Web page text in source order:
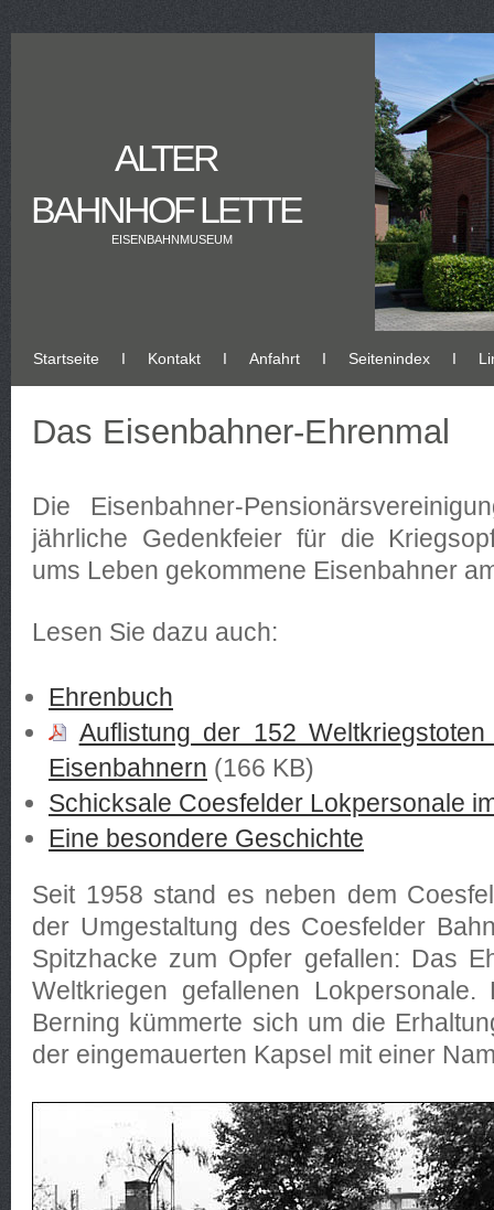
ALTER
BAHNHOF LETTE
EISENBAHNMUSEUM
Startseite Ι Kontakt Ι Anfahrt Ι Seitenindex Ι
Das Eisenbahner-Ehrenmal
Die Eisenbahner-
jährliche Gedenkfeier für die
ums Leben gekommene Eisenbahner
Lesen Sie dazu auch:
Ehrenbuch
Auflistung der 152
Eisenbahnern (166 KB)
Schicksale Coesfelder Lokpersonale
Eine besondere Geschichte
Seit 1958 stand es neben dem
der Umgestaltung des Coesfelder
Spitzhacke zum Opfer gefallen: Das
Weltkriegen gefallenen
Berning kümmerte sich um die
der eingemauerten Kapsel mit einer